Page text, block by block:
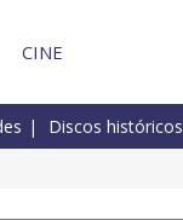
CINE
Discos históricos